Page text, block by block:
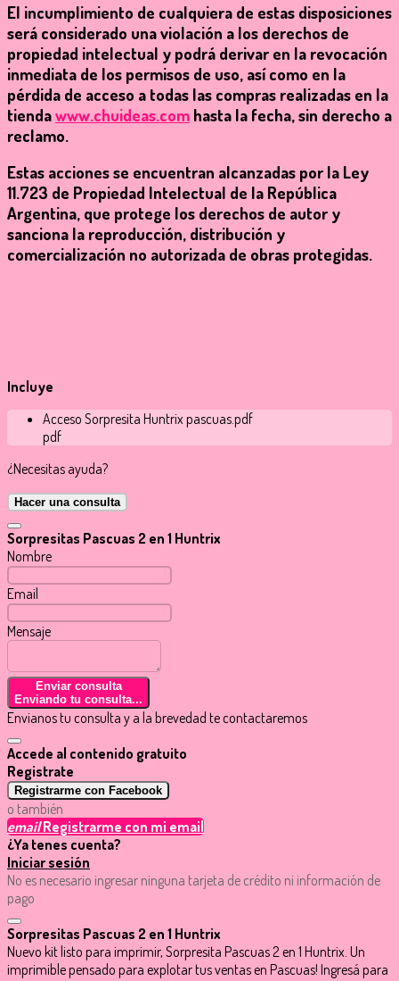
El incumplimiento de cualquiera de estas disposiciones
será considerado una violación a los derechos de
propiedad intelectual y podrá derivar en la revocación
inmediata de los permisos de uso, así como en la
pérdida de acceso a todas las compras realizadas en la
tiendawww.chuideas.com hasta la fecha, sin derecho a
reclamo.
Estas acciones se encuentran alcanzadas por la Ley
11.723 de Propiedad Intelectual de la República
Argentina, que protege los derechos de autor y
sanciona la reproducción, distribución y
comercialización no autorizada de obras protegidas.
Incluye
Acceso Sorpresita Huntrix pascuas.pdf
pdf
¿Necesitas ayuda?
Hacer una consulta
Sorpresitas Pascuas 2 en 1 Huntrix
Nombre
Email
Mensaje
Enviar consulta
Enviando tu consulta...
Envianos tu consulta y a la brevedad te contactaremos
Accede al contenido gratuito
Registrate
Registrarme con Facebook
o también
emailRegistrarme con mi email
¿Ya tenes cuenta?
Iniciar sesión
No es necesario ingresar ninguna tarjeta de crédito ni información de
pago
Sorpresitas Pascuas 2 en 1 Huntrix
Nuevo kit listo para imprimir, Sorpresita Pascuas 2 en 1 Huntrix. Un
imprimible pensado para explotar tus ventas en Pascuas! Ingresá para